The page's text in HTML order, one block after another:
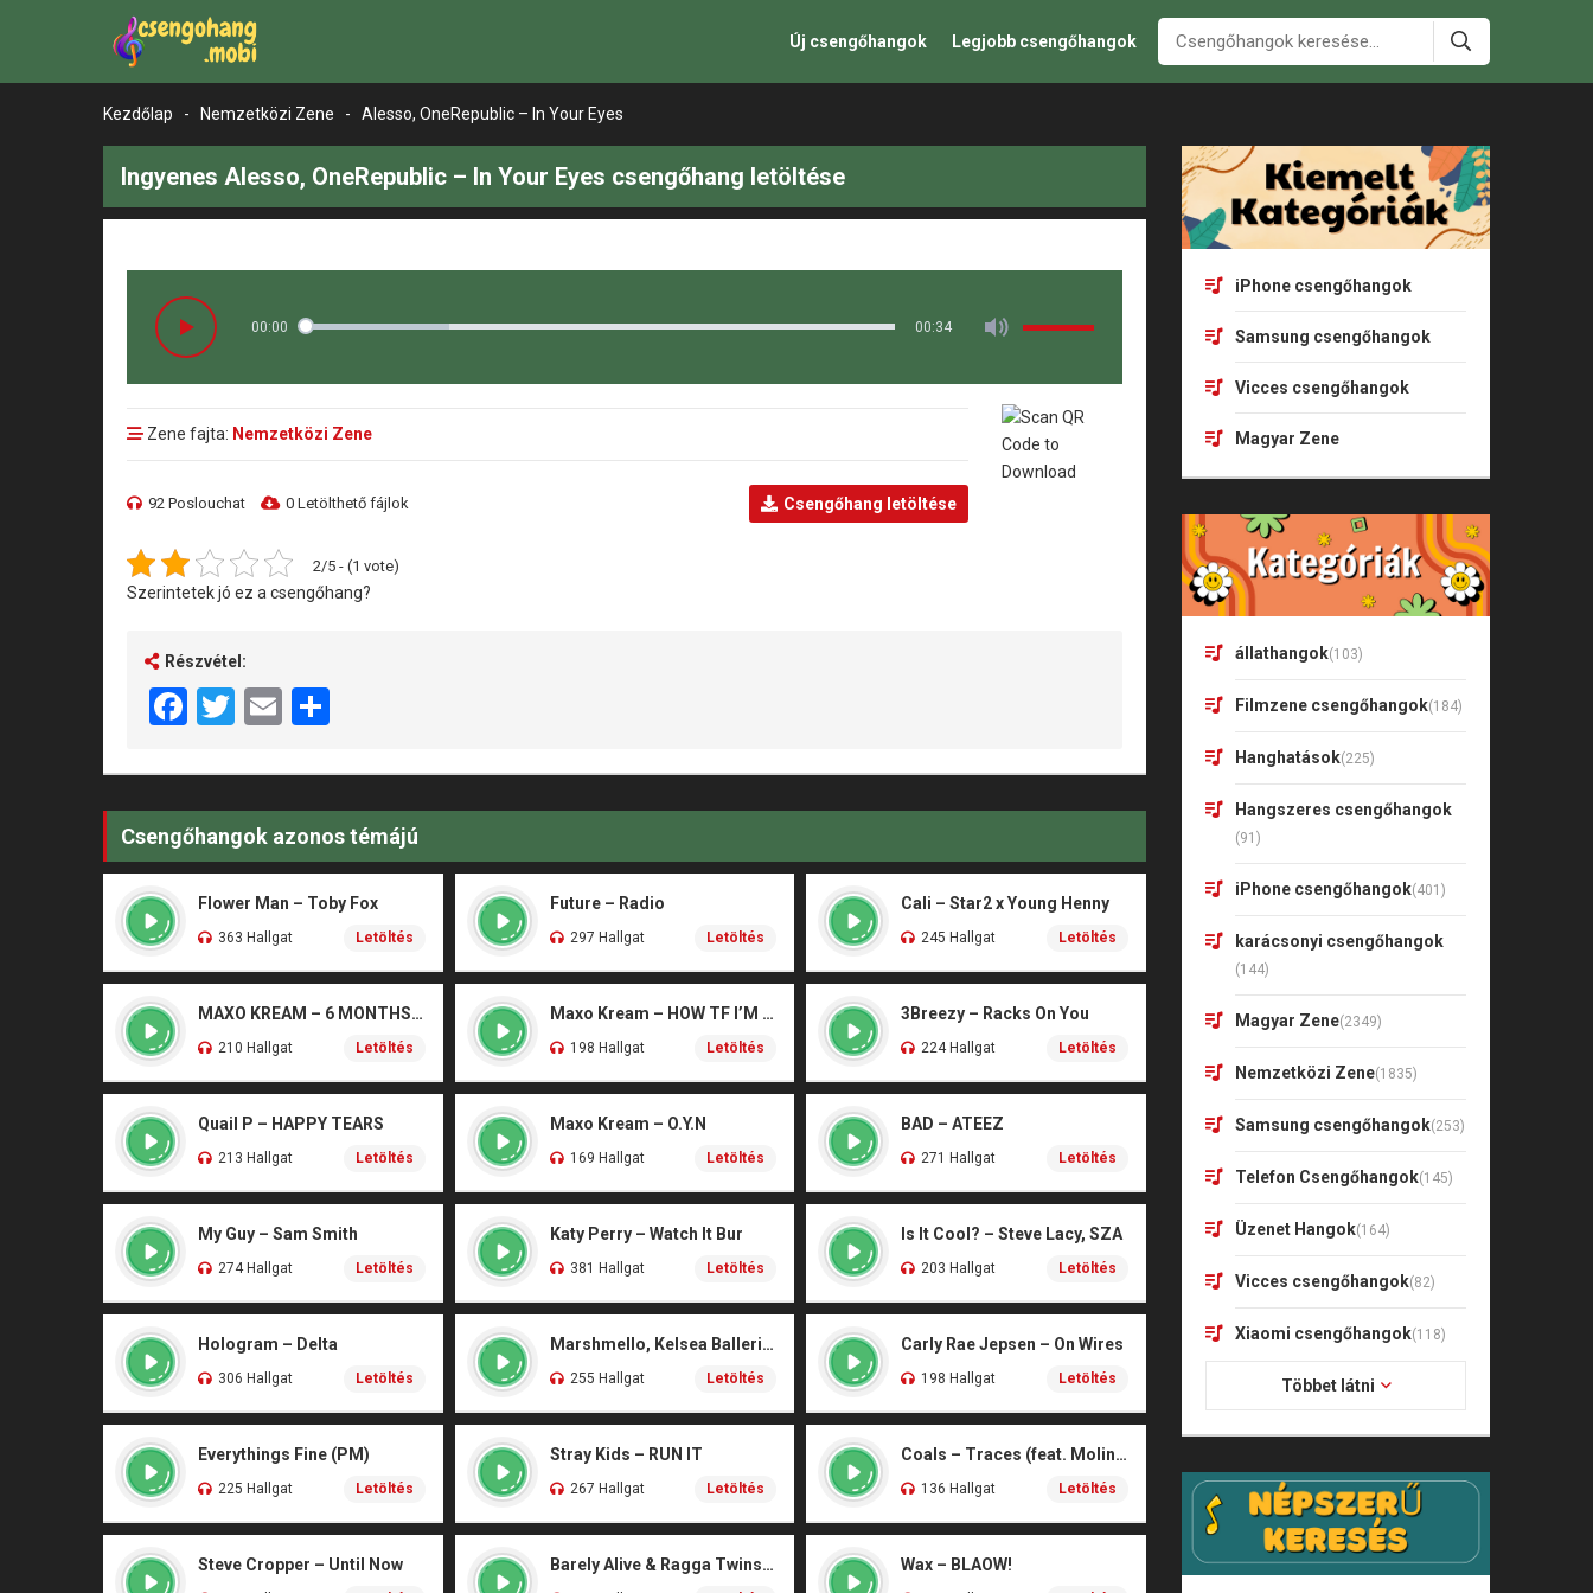
Új csengőhangok Legjobb csengőhangok
Kezdőlap - Nemzetközi Zene - Alesso, OneRepublic – In Your Eyes
Ingyenes Alesso, OneRepublic – In Your Eyes csengőhang letöltése
00:00 00:34
Zene fajta: Nemzetközi Zene
92 Poslouchat 0 Letölthető fájlok Csengőhang letöltése
2/5 - (1 vote)
Szerintetek jó ez a csengőhang?
Részvétel:
Facebook
Twitter
Email
Csengőhangok azonos témájú
Flower Man – Toby Fox
363 Hallgat Letöltés
Future – Radio
297 Hallgat Letöltés
Cali – Star2 x Young Henny
245 Hallgat Letöltés
MAXO KREAM – 6 MONTHS CLEAN
210 Hallgat Letöltés
Maxo Kream – HOW TF I’M LUCKY
198 Hallgat Letöltés
3Breezy – Racks On You
224 Hallgat Letöltés
Quail P – HAPPY TEARS
213 Hallgat Letöltés
Maxo Kream – O.Y.N
169 Hallgat Letöltés
BAD – ATEEZ
271 Hallgat Letöltés
My Guy – Sam Smith
274 Hallgat Letöltés
Katy Perry – Watch It Bur
381 Hallgat Letöltés
Is It Cool? – Steve Lacy, SZA
203 Hallgat Letöltés
Hologram – Delta
306 Hallgat Letöltés
Marshmello, Kelsea Ballerini – Another Drink
255 Hallgat Letöltés
Carly Rae Jepsen – On Wires
198 Hallgat Letöltés
Everythings Fine (PM)
225 Hallgat Letöltés
Stray Kids – RUN IT
267 Hallgat Letöltés
Coals – Traces (feat. Molina)
136 Hallgat Letöltés
Steve Cropper – Until Now Barely Alive & Ragga Twins – We Set It Wax – BLAOW!
iPhone csengőhangok
Samsung csengőhangok
Vicces csengőhangok
Magyar Zene
állathangok(103)
Filmzene csengőhangok(184)
Hanghatások(225)
Hangszeres csengőhangok
(91)
iPhone csengőhangok(401)
karácsonyi csengőhangok
(144)
Magyar Zene(2349)
Nemzetközi Zene(1835)
Samsung csengőhangok(253)
Telefon Csengőhangok(145)
Üzenet Hangok(164)
Vicces csengőhangok(82)
Xiaomi csengőhangok(118)
Többet látni